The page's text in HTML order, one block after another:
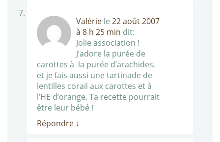
Valérie le 22 août 2007
à 8 h 25 min dit:
Jolie association !
J’adore la purée de
carottes à la purée d’arachides,
et je fais aussi une tartinade de
lentilles corail aux carottes et à
l’HE d’orange. Ta recette pourrait
être leur bébé !
Répondre ↓